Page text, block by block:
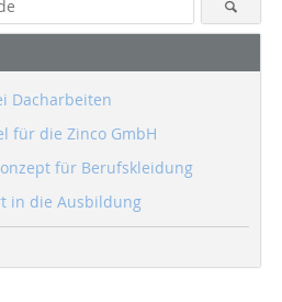
Dacharbeiten
für die Zinco GmbH
für Berufskleidung
in die Ausbildung